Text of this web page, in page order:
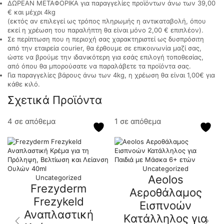
ΔΩΡΕΑΝ ΜΕΤΑΦΟΡΙΚΑ για παραγγελίες προϊόντων άνω των 39,00
€ και μέχρι 4kg
(εκτός αν επιλεγεί ως τρόπος πληρωμής η αντικαταβολή, όπου
εκεί η χρέωση του παραλήπτη θα είναι μόνο 2,00 € επιπλέον).
Σε περίπτωση που η περιοχή σας χαρακτηριστεί ως δυσπρόσιτη
από την εταιρεία courier, θα έρθουμε σε επικοινωνία μαζί σας,
ώστε να βρούμε την ιδανικότερη για εσάς επιλογή τοποθεσίας,
από όπου θα μπορούσατε να παραλάβετε τα προϊόντα σας.
Για παραγγελίες βάρους άνω των 4kg, η χρέωση θα είναι 1,00€ για
κάθε κιλό.
Σχετικά Προϊόντα
4 σε απόθεμα
Uncategorized
Frezyderm
Frezykeld
Αναπλαστική
1 σε απόθεμα
Uncategorized
Aeolos
Αεροθάλαμος
Εισπνοών
Κατάλληλος για